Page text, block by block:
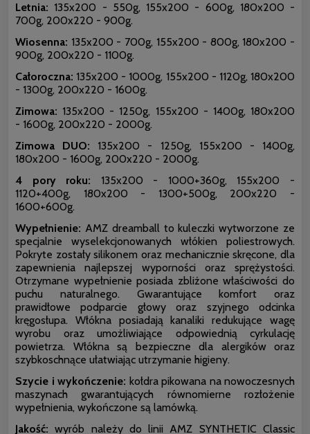
Letnia: 135x200 - 550g, 155x200 - 600g, 180x200 -
700g, 200x220 - 900g.
Wiosenna: 135x200 - 700g, 155x200 - 800g, 180x200 -
900g, 200x220 - 1100g.
Całoroczna: 135x200 - 1000g, 155x200 - 1120g, 180x200
- 1300g, 200x220 - 1600g.
Zimowa: 135x200 - 1250g, 155x200 - 1400g, 180x200
- 1600g, 200x220 - 2000g.
Zimowa DUO: 135x200 - 1250g, 155x200 - 1400g,
180x200 - 1600g, 200x220 - 2000g.
4 pory roku: 135x200 - 1000+360g, 155x200 -
1120+400g, 180x200 - 1300+500g, 200x220 -
1600+600g.
Wypełnienie: AMZ dreamball to kuleczki wytworzone ze
specjalnie wyselekcjonowanych włókien poliestrowych.
Pokryte zostały silikonem oraz mechanicznie skręcone, dla
zapewnienia najlepszej wyporności oraz sprężystości.
Otrzymane wypełnienie posiada zbliżone właściwości do
puchu naturalnego. Gwarantujące komfort oraz
prawidłowe podparcie głowy oraz szyjnego odcinka
kręgosłupa. Włókna posiadają kanaliki redukujące wagę
wyrobu oraz umożliwiające odpowiednią cyrkulację
powietrza. Włókna są bezpieczne dla alergików oraz
szybkoschnące ułatwiając utrzymanie higieny.
Szycie i wykończenie: kołdra pikowana na nowoczesnych
maszynach gwarantujących równomierne rozłożenie
wypełnienia, wykończone są lamówką.
Jakość: wyrób należy do linii AMZ SYNTHETIC Classic